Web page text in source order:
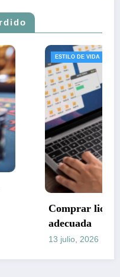
NOTICIAS
2021 con la